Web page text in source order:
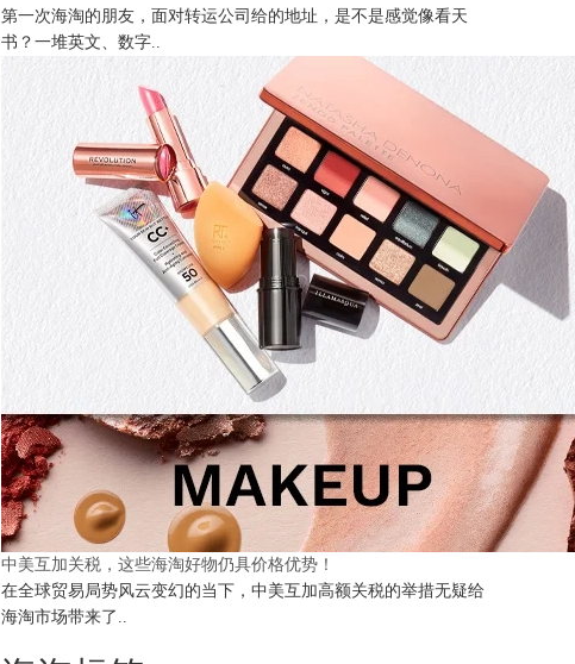
第一次海淘的朋友，面对转运公司给的地址，是不是感觉像看天
书？一堆英文、数字..
中美互加关税，这些海淘好物仍具价格优势！
在全球贸易局势风云变幻的当下，中美互加高额关税的举措无疑给
海淘市场带来了..